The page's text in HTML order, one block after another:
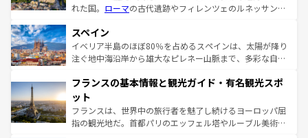
れた国。 ローマの古代遺跡やフィレンツェのルネッサンス
ろん、トスカーナの美しい田園風景やアマルフィ海岸の絶
景など、自然景観も見逃せない。観光の合間には、本場の
ピザやパスタなど、絶品のイタリア料理を堪能することも
ませてくれるイタリアで、忘れられない旅をしてみよう！
なお、新着のイタリア情報は
しい。
スペイン
イベリア半島のほぼ80％を占めるスペインは、太陽が降り
注ぐ地中海沿岸から雄大なピレネー山脈まで、多彩な自然
文化が根付くこの国では、情熱的なフラメンコ、熱気あふ
れる闘牛、そして美味しいタパスが生活の一部となってい
る。首都マドリードの洗練された雰囲気や、バルセロナの
アートに溢れた街角から、地方では古代ローマ遺跡や中世
フランスの基本情報と観光ガイド・有名観光スポ
ット
フランスは、世界中の旅行者を魅了し続けるヨーロッパ屈
指の観光地だ。首都パリのエッフェル塔やルーブル美術館